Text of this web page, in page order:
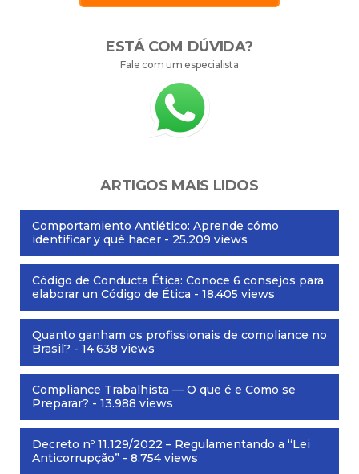
ESTÁ COM DÚVIDA?
Fale com um especialista
ARTIGOS MAIS LIDOS
Comportamiento Antiético: Aprende cómo
identificar y qué hacer - 25.209 views
Código de Conducta Ética: Conoce 6 consejos para
elaborar un Código de Ética - 18.405 views
Quanto ganham os profissionais de compliance no
Brasil? - 14.638 views
Compliance Trabalhista — O que é e Como se
Preparar? - 13.988 views
Decreto nº 11.129/2022 – Regulamentando a “Lei
Anticorrupção” - 8.754 views